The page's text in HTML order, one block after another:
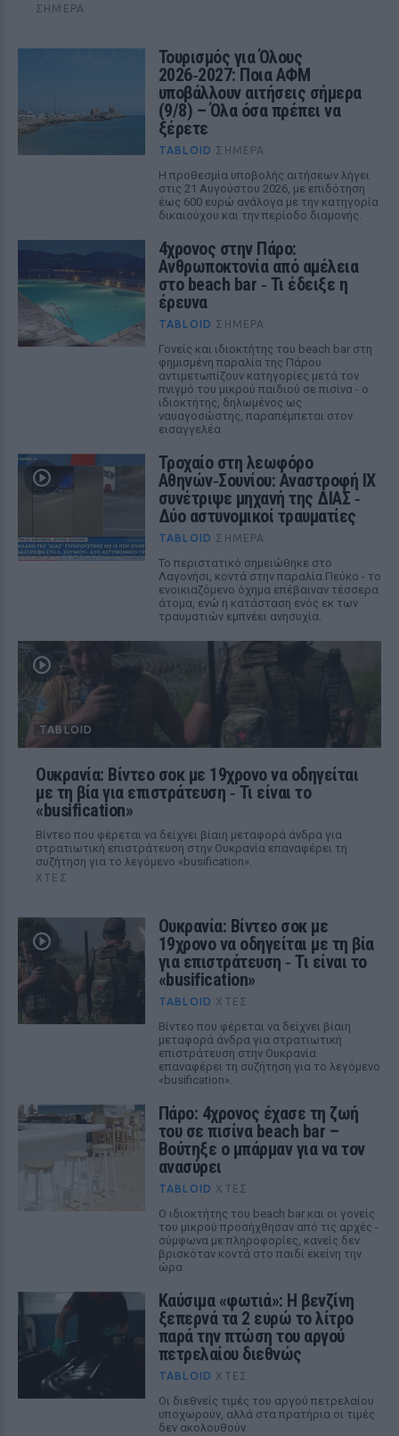
ΣΉΜΕΡΑ
Τουρισμός για Όλους
2026‑2027: Ποια ΑΦΜ
υποβάλλουν αιτήσεις σήμερα
(9/8) – Όλα όσα πρέπει να
ξέρετε
TABLOID ΣΉΜΕΡΑ
Η προθεσμία υποβολής αιτήσεων λήγει
στις 21 Αυγούστου 2026, με επιδότηση
έως 600 ευρώ ανάλογα με την κατηγορία
δικαιούχου και την περίοδο διαμονής.
4χρονος στην Πάρο:
Ανθρωποκτονία από αμέλεια
στο beach bar ‑ Τι έδειξε η
έρευνα
TABLOID ΣΉΜΕΡΑ
Γονείς και ιδιοκτήτης του beach bar στη
φημισμένη παραλία της Πάρου
αντιμετωπίζουν κατηγορίες μετά τον
πνιγμό του μικρού παιδιού σε πισίνα - ο
ιδιοκτήτης, δηλωμένος ως
ναυαγοσώστης, παραπέμπεται στον
εισαγγελέα
Τροχαίο στη λεωφόρο
Αθηνών‑Σουνίου: Αναστροφή ΙΧ
συνέτριψε μηχανή της ΔΙΑΣ ‑
Δύο αστυνομικοί τραυματίες
TABLOID ΣΉΜΕΡΑ
Το περιστατικό σημειώθηκε στο
Λαγονήσι, κοντά στην παραλία Πεύκο - το
ενοικιαζόμενο όχημα επέβαιναν τέσσερα
άτομα, ενώ η κατάσταση ενός εκ των
τραυματιών εμπνέει ανησυχία.
TABLOID
Ουκρανία: Βίντεο σοκ με 19χρονο να οδηγείται
με τη βία για επιστράτευση ‑ Τι είναι το
«busification»
Βίντεο που φέρεται να δείχνει βίαιη μεταφορά άνδρα για
στρατιωτική επιστράτευση στην Ουκρανία επαναφέρει τη
συζήτηση για το λεγόμενο «busification».
ΧΤΕΣ
Ουκρανία: Βίντεο σοκ με
19χρονο να οδηγείται με τη βία
για επιστράτευση ‑ Τι είναι το
«busification»
TABLOID ΧΤΕΣ
Βίντεο που φέρεται να δείχνει βίαιη
μεταφορά άνδρα για στρατιωτική
επιστράτευση στην Ουκρανία
επαναφέρει τη συζήτηση για το λεγόμενο
«busification».
Πάρο: 4χρονος έχασε τη ζωή
του σε πισίνα beach bar –
Βούτηξε ο μπάρμαν για να τον
ανασύρει
TABLOID ΧΤΕΣ
Ο ιδιοκτήτης του beach bar και οι γονείς
του μικρού προσήχθησαν από τις αρχές -
σύμφωνα με πληροφορίες, κανείς δεν
βρισκόταν κοντά στο παιδί εκείνη την
ώρα
Καύσιμα «φωτιά»: Η βενζίνη
ξεπερνά τα 2 ευρώ το λίτρο
παρά την πτώση του αργού
πετρελαίου διεθνώς
TABLOID ΧΤΕΣ
Οι διεθνείς τιμές του αργού πετρελαίου
υποχωρούν, αλλά στα πρατήρια οι τιμές
δεν ακολουθούν